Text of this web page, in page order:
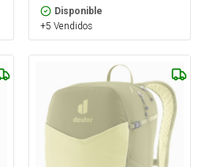
Disponible
+5 Vendidos